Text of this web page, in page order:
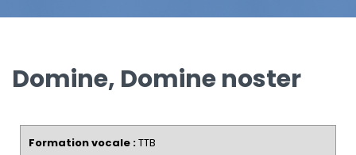
Domine, Domine noster
Formation vocale :TTB